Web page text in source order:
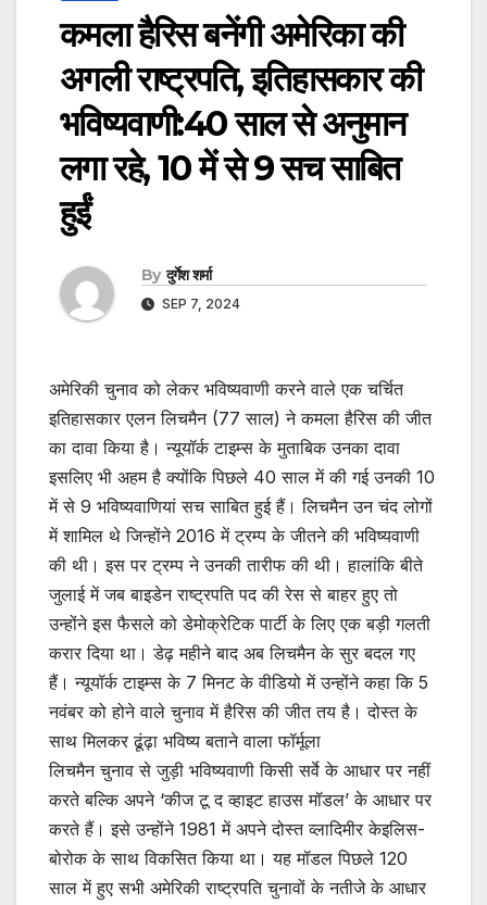
कमला हैरिस बनेंगी अमेरिका की
अगली राष्ट्रपति, इतिहासकार की
भविष्यवाणी:40 साल से अनुमान
लगा रहे, 10 में से 9 सच साबित
हुईं
By दुर्गेश शर्मा
SEP 7, 2024
अमेरिकी चुनाव को लेकर भविष्यवाणी करने वाले एक चर्चित
इतिहासकार एलन लिचमैन (77 साल) ने कमला हैरिस की जीत
का दावा किया है। न्यूयॉर्क टाइम्स के मुताबिक उनका दावा
इसलिए भी अहम है क्योंकि पिछले 40 साल में की गई उनकी 10
में से 9 भविष्यवाणियां सच साबित हुई हैं। लिचमैन उन चंद लोगों
में शामिल थे जिन्होंने 2016 में ट्रम्प के जीतने की भविष्यवाणी
की थी। इस पर ट्रम्प ने उनकी तारीफ की थी। हालांकि बीते
जुलाई में जब बाइडेन राष्ट्रपति पद की रेस से बाहर हुए तो
उन्होंने इस फैसले को डेमोक्रेटिक पार्टी के लिए एक बड़ी गलती
करार दिया था। डेढ़ महीने बाद अब लिचमैन के सुर बदल गए
हैं। न्यूयॉर्क टाइम्स के 7 मिनट के वीडियो में उन्होंने कहा कि 5
नवंबर को होने वाले चुनाव में हैरिस की जीत तय है। दोस्त के
साथ मिलकर ढूंढ़ा भविष्य बताने वाला फॉर्मूला
लिचमैन चुनाव से जुड़ी भविष्यवाणी किसी सर्वे के आधार पर नहीं
करते बल्कि अपने ‘कीज टू द व्हाइट हाउस मॉडल’ के आधार पर
करते हैं। इसे उन्होंने 1981 में अपने दोस्त व्लादिमीर केइलिस-
बोरोक के साथ विकसित किया था। यह मॉडल पिछले 120
साल में हुए सभी अमेरिकी राष्ट्रपति चुनावों के नतीजे के आधार